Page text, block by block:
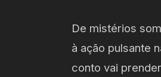
De mistérios
à ação pulsante
conto vai